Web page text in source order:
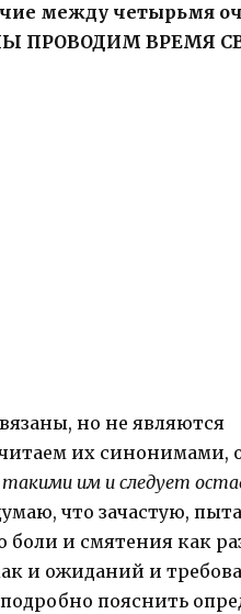
между четырьмя
МЫ ПРОВОДИМ ВРЕМЯ
но не являются
их синонимами,
им и следует
что зачастую,
и смятения как
и ожиданий и
пояснить